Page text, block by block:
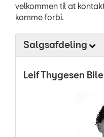
velkommen til at
komme forbi.
Salgsafdeling
Leif Thygesen